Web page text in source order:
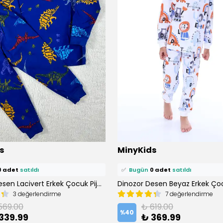
1 kişifavoriledi!
ekledi!
adetsatıldı
Dinozor Desen Lacivert Erkek Çocuk Pijama Takım
3 değerlendirme
MinyKids
⭐️ Bu ürünü 3 kişifavoriledi!
🛒 1 kişisepetine ekledi!
✅ Bugün0 adetsatıldı
7 değerlendirme
%40 ₺ 619.00
₺ 369.99